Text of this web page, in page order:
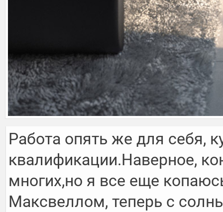
Работа опять же для себя,
квалификации.Наверное,
многих,но я все еще
Максвеллом, теперь с